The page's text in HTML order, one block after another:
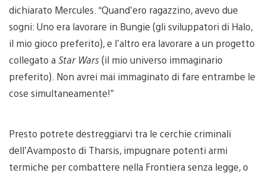
dichiarato Mercules. “Quand’ero ragazzino, avevo due
sogni: Uno era lavorare in Bungie (gli sviluppatori di Halo,
il mio gioco preferito), e l’altro era lavorare a un progetto
collegato a Star Wars(il mio universo immaginario
preferito). Non avrei mai immaginato di fare entrambe le
cose simultaneamente!”
Presto potrete destreggiarvi tra le cerchie criminali
dell’Avamposto di Tharsis, impugnare potenti armi
termiche per combattere nella Frontiera senza legge, o